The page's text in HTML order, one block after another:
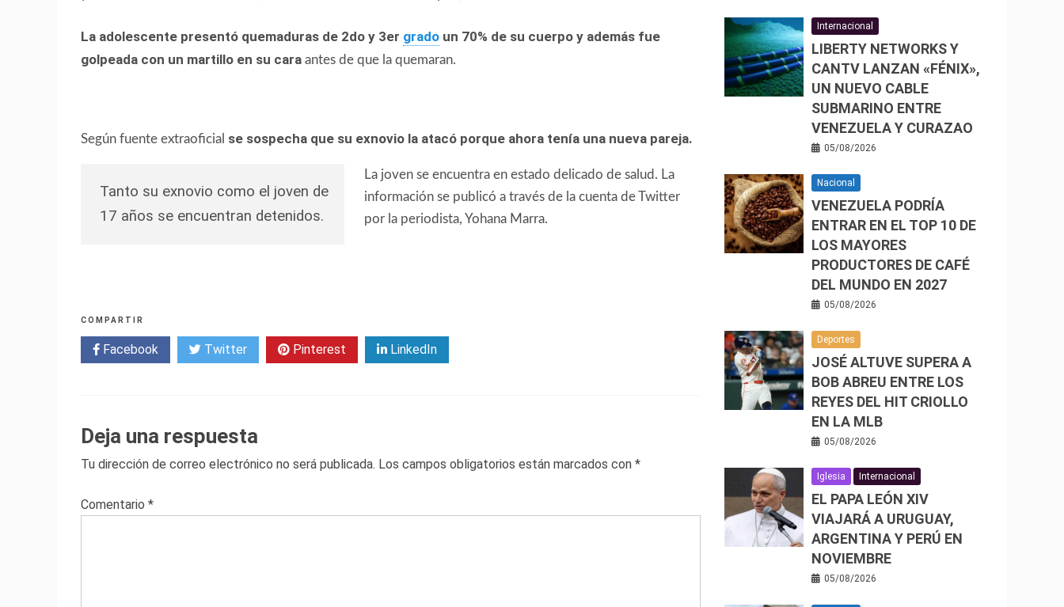
La adolescente presentó quemaduras de 2do y 3er grado un 70% de su cuerpo y además fue
golpeada con un martillo en su cara antes de que la quemaran.
Según fuente extraoficial se sospecha que su exnovio la atacó porque ahora tenía una nueva pareja.
Tanto su exnovio como el joven de
17 años se encuentran detenidos.
La joven se encuentra en estado delicado de salud. La
información se publicó a través de la cuenta de Twitter
por la periodista, Yohana Marra.
COMPARTIR
Facebook Twitter Pinterest LinkedIn
Deja una respuesta
Tu dirección de correo electrónico no será publicada. Los campos obligatorios están marcados con *
Comentario *
Internacional
LIBERTY NETWORKS Y
CANTV LANZAN «FÉNIX»,
UN NUEVO CABLE
SUBMARINO ENTRE
VENEZUELA Y CURAZAO
05/08/2026
Nacional
VENEZUELA PODRÍA
ENTRAR EN EL TOP 10 DE
LOS MAYORES
PRODUCTORES DE CAFÉ
DEL MUNDO EN 2027
05/08/2026
Deportes
JOSÉ ALTUVE SUPERA A
BOB ABREU ENTRE LOS
REYES DEL HIT CRIOLLO
EN LA MLB
05/08/2026
Iglesia Internacional
EL PAPA LEÓN XIV
VIAJARÁ A URUGUAY,
ARGENTINA Y PERÚ EN
NOVIEMBRE
05/08/2026